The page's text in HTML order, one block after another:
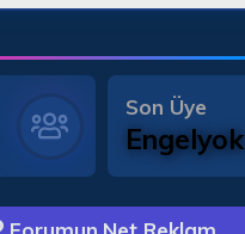
Son Üye
Engelyok